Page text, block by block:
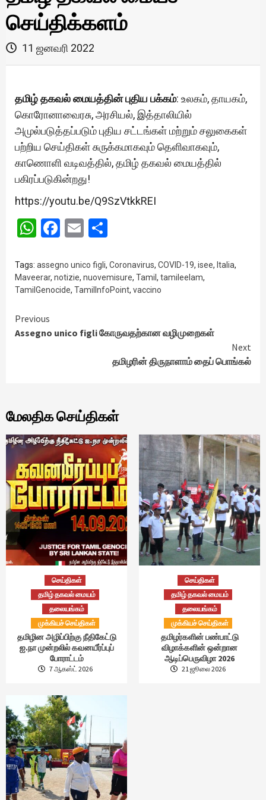
செய்திக்களம்
11 ஜனவரி 2022
தமிழ் தகவல் மையத்தின் புதிய பக்கம்: உலகம், தாயகம்,
கொரோனாவைரசு, அரசியல், இத்தாலியில்
அமுல்படுத்தப்படும் புதிய சட்டங்கள் மற்றும் சலுகைகள்
பற்றிய செய்திகள் சுருக்கமாகவும் தெளிவாகவும்,
காணொளி வடிவத்தில், தமிழ் தகவல் மையத்தில்
பகிரப்படுகின்றது!
https://youtu.be/Q9SzVtkkREI
WhatsApp
Facebook
Email
Tags: assegno unico figli, Coronavirus, COVID-19, isee, Italia,
Maveerar, notizie, nuovemisure, Tamil , tamileelam,
TamilGenocide, TamilInfoPoint, vaccino
Continue
Reading
Previous
Assegno unico figli கோருவதற்கான வழிமுறைகள்
Next
தமிழரின் திருநாளாம் தைப் பொங்கல்
மேலதிக செய்திகள்
செய்திகள்
தமிழ் தகவல் மையம்
தலையங்கம்
முக்கியச் செய்திகள்
தமிழின அழிப்பிற்கு நீதிகேட்டு
ஐ.நா முன்றலில் கவனயீர்ப்புப்
போராட்டம்
7 ஆகஸ்ட் 2026
செய்திகள்
தமிழ் தகவல் மையம்
தலையங்கம்
முக்கியச் செய்திகள்
தமிழர்களின் பண்பாட்டு
விழாக்களின் ஒன்றான
ஆடிப்பெருவிழா 2026
21 ஜூலை 2026